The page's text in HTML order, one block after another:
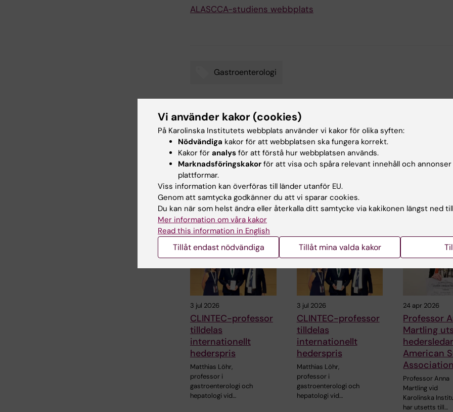
ALASCCA-studiens webbplats
Gastroenterologi
Uppdaterad av:
Anne Hammarskjöld 2025-01-15
Dela
Relaterade artiklar
3 jul 2026
CLINTEC-professor
tilldelas
internationellt
hederspris
Matthias Löhr,
professor i
gastroenterologi och
hepatologi vid…
3 jul 2026
CLINTEC-professor
tilldelas
internationellt
hederspris
Matthias Löhr,
professor i
gastroenterologi och
hepatologi vid…
24 apr 2026
Professor
Martling
American
Association
Professor Anna
Martling vid
Karolinska
har utsetts till…
Vi använder kakor (cookies)
På Karolinska Institutets webbplats använder vi kakor för olika syften:
Nödvändiga kakor för att webbplatsen ska fungera korrekt.
Kakor för analys för att förstå hur webbplatsen används.
Marknadsföringskakor för att visa och spåra relevant innehåll och
plattformar.
Viss information kan överföras till länder utanför EU.
Genom att samtycka godkänner du att vi sparar cookies.
Du kan när som helst ändra eller återkalla ditt samtycke via kakikonen längst ned
Mer information om våra kakor
Read this information in English
Tillåt endast nödvändiga Tillåt mina valda kakor